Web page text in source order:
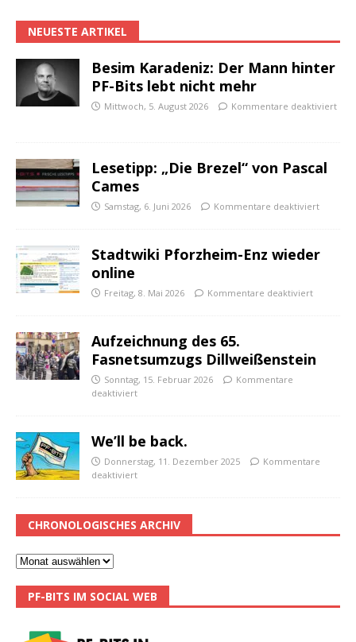
NEUESTE ARTIKEL
Besim Karadeniz: Der Mann hinter
PF-Bits lebt nicht mehr
Mittwoch, 5. August 2026 Kommentare deaktiviert
Lesetipp: „Die Brezel“ von Pascal
Cames
Samstag, 6. Juni 2026 Kommentare deaktiviert
Stadtwiki Pforzheim-Enz wieder
online
Freitag, 8. Mai 2026 Kommentare deaktiviert
Aufzeichnung des 65.
Fasnetsumzugs Dillweißenstein
Sonntag, 15. Februar 2026
Kommentare
deaktiviert
We’ll be back.
Donnerstag, 11. Dezember 2025
Kommentare
deaktiviert
CHRONOLOGISCHES ARCHIV
PF-BITS IM SOCIAL WEB